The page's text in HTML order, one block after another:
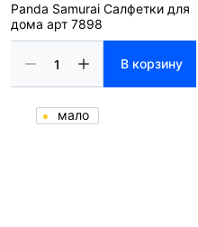
Panda Samurai Салфетки для
дома арт 7898
В корзину
мало